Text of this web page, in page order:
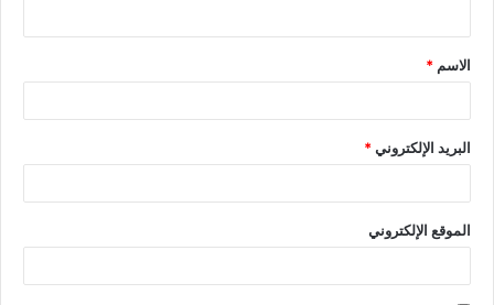
الاسم *
البريد الإلكتروني*
الموقع الإلكتروني